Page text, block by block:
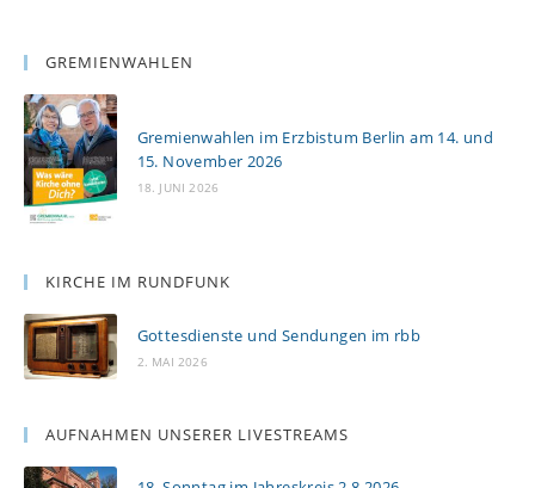
GREMIENWAHLEN
Gremienwahlen im Erzbistum Berlin am 14. und
15. November 2026
18. JUNI 2026
KIRCHE IM RUNDFUNK
Gottesdienste und Sendungen im rbb
2. MAI 2026
AUFNAHMEN UNSERER LIVESTREAMS